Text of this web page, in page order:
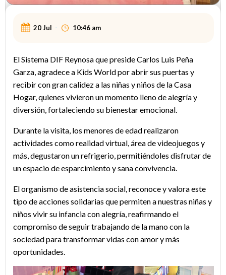
20 Jul - 10:46 am
El Sistema DIF Reynosa que preside Carlos Luis Peña
Garza, agradece a Kids World por abrir sus puertas y
recibir con gran calidez a las niñas y niños de la Casa
Hogar, quienes vivieron un momento lleno de alegría y
diversión, fortaleciendo su bienestar emocional.
Durante la visita, los menores de edad realizaron
actividades como realidad virtual, área de videojuegos y
más, degustaron un refrigerio, permitiéndoles disfrutar de
un espacio de esparcimiento y sana convivencia.
El organismo de asistencia social, reconoce y valora este
tipo de acciones solidarias que permiten a nuestras niñas y
niños vivir su infancia con alegría, reafirmando el
compromiso de seguir trabajando de la mano con la
sociedad para transformar vidas con amor y más
oportunidades.